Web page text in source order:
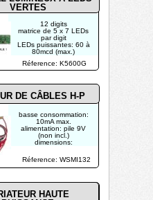
surcharges
Réference: K5600G
VERTES
HAUTE
12 digits
matrice de 5 x 7 LEDs
par digit
LEDs puissantes: 60 à
80mcd (max.)
microprocesseur
DE CÂBLES H-P
basse consommation:
10mA max.
alimentation: pile 9V
(non incl.)
dimensions:
Réference: WSMI132